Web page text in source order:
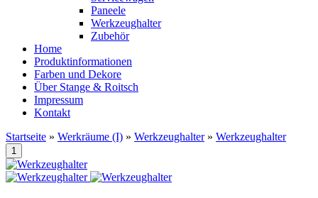
Paneele
Werkzeughalter
Zubehör
Home
Produktinformationen
Farben und Dekore
Über Stange & Roitsch
Impressum
Kontakt
Startseite » Werkräume (I) » Werkzeughalter» Werkzeughalter